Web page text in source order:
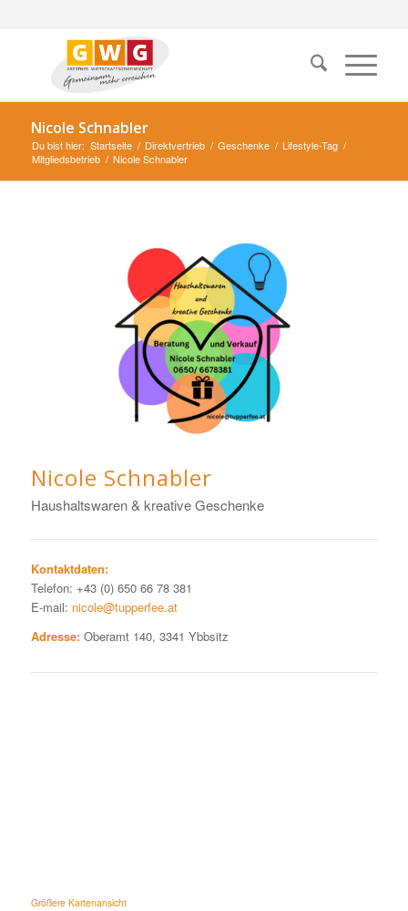
Nicole Schnabler
Du bist hier: Startseite / Direktvertrieb / Geschenke / Lifestyle-Tag /
Mitgliedsbetrieb / Nicole Schnabler
Nicole Schnabler
Haushaltswaren & kreative Geschenke
Kontaktdaten:
Telefon: +43 (0) 650 66 78 381
E-mail: nicole@tupperfee.at
Adresse:Oberamt 140, 3341 Ybbsitz
Größere Kartenansicht